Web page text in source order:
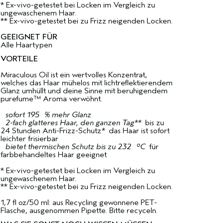
* Ex-vivo-getestet bei Locken im Vergleich zu
ungewaschenem Haar.
** Ex-vivo-getestet bei zu Frizz neigenden Locken.
GEEIGNET FÜR
Alle Haartypen
VORTEILE
Miraculous Oil ist ein wertvolles Konzentrat,
welches das Haar mühelos mit lichtreflektierendem
Glanz umhüllt und deine Sinne mit beruhigendem
purefume™ Aroma verwöhnt.
sofort 195 % mehr Glanz
2-fach glatteres Haar, den ganzen Tag** bis zu
24 Stunden Anti-Frizz-Schutz* das Haar ist sofort
leichter frisierbar
bietet thermischen Schutz bis zu 232 °C für
farbbehandeltes Haar geeignet
* Ex-vivo-getestet bei Locken im Vergleich zu
ungewaschenem Haar.
** Ex-vivo-getestet bei zu Frizz neigenden Locken.
1,7 fl oz/50 ml: aus Recycling gewonnene PET-
Flasche, ausgenommen Pipette. Bitte recyceln.